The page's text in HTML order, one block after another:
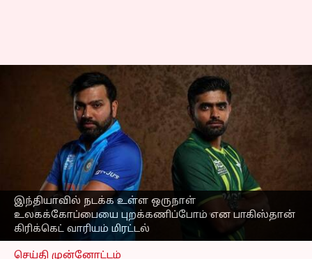
இந்தியாவில் நடக்க உள்ள ஒருநாள்
உலகக்கோப்பையை புறக்கணிப்போம் என பாகிஸ்தான்
கிரிக்கெட் வாரியம் மிரட்டல்
'ஒருநாள்
உலகக்கோப்பையை
புறக்கணிப்போம்' :
பாகிஸ்தான் கிரிக்கெட்
வாரியத் தலைவர்
மிரட்டல்!
எழுதியவர் Sekar Chinnappan May 15, 2023 07:01 pm
செய்தி முன்னோட்டம்